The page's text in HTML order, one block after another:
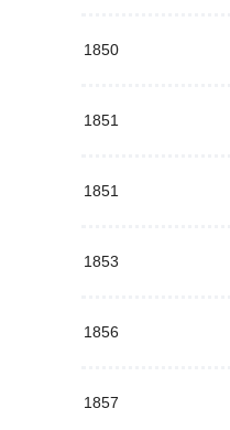
1850
1851
1851
1853
1856
1857